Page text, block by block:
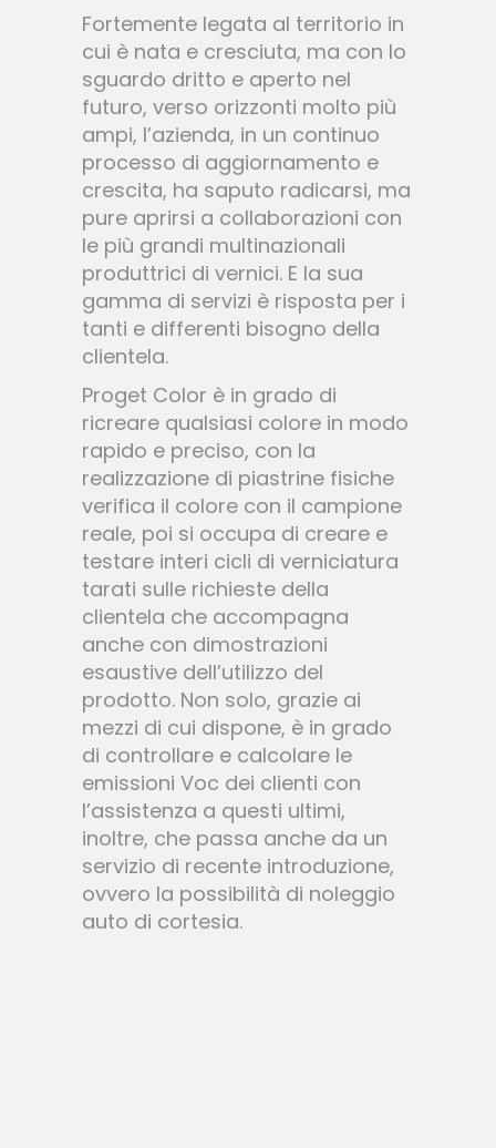
Fortemente legata al territorio in
cui è nata e cresciuta, ma con lo
sguardo dritto e aperto nel
futuro, verso orizzonti molto più
ampi, l’azienda, in un continuo
processo di aggiornamento e
crescita, ha saputo radicarsi, ma
pure aprirsi a collaborazioni con
le più grandi multinazionali
produttrici di vernici. E la sua
gamma di servizi è risposta per i
tanti e differenti bisogno della
clientela.
Proget Color è in grado di
ricreare qualsiasi colore in modo
rapido e preciso, con la
realizzazione di piastrine fisiche
verifica il colore con il campione
reale, poi si occupa di creare e
testare interi cicli di verniciatura
tarati sulle richieste della
clientela che accompagna
anche con dimostrazioni
esaustive dell’utilizzo del
prodotto. Non solo, grazie ai
mezzi di cui dispone, è in grado
di controllare e calcolare le
emissioni Voc dei clienti con
l’assistenza a questi ultimi,
inoltre, che passa anche da un
servizio di recente introduzione,
ovvero la possibilità di noleggio
auto di cortesia.